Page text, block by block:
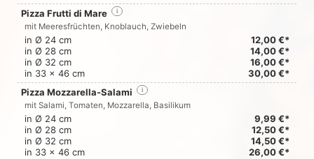
Pizza Frutti di Mare
i
mit Meeresfrüchten, Knoblauch, Zwiebeln
in Ø 24 cm
12,00 €*
in Ø 28 cm
14,00 €*
in Ø 32 cm
16,00 €*
in 33 x 46 cm
30,00 €*
Pizza Mozzarella-Salami
i
mit Salami, Tomaten, Mozzarella, Basilikum
in Ø 24 cm
9,99 €*
in Ø 28 cm
12,50 €*
in Ø 32 cm
14,50 €*
in 33 x 46 cm
26,00 €*